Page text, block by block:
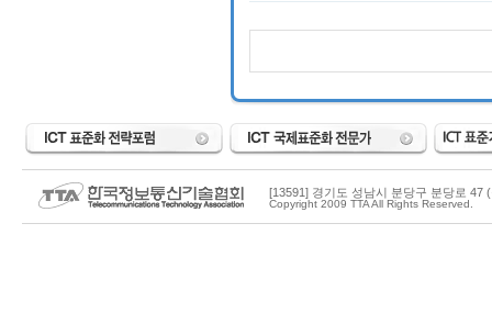
[13591] 경기도 성남시 분당구 분당로 47
Copyright 2009 TTA All Rights Reserved.